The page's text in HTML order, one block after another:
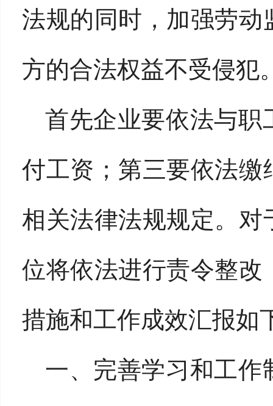
法规的同时，加强劳
方的合法权益不受侵犯
首先企业要依法与职
付工资；第三要依法
相关法律法规规定。
位将依法进行责令整
措施和工作成效汇报如
一、完善学习和工作